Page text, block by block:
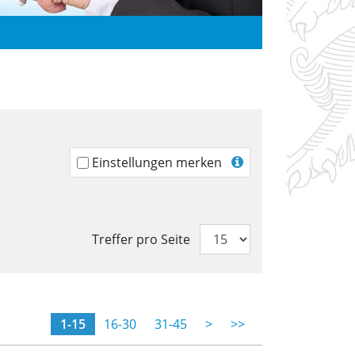
Einstellungen merken
Treffer pro Seite
(momentane Seite)
1-15 16-30 31-45 > >>